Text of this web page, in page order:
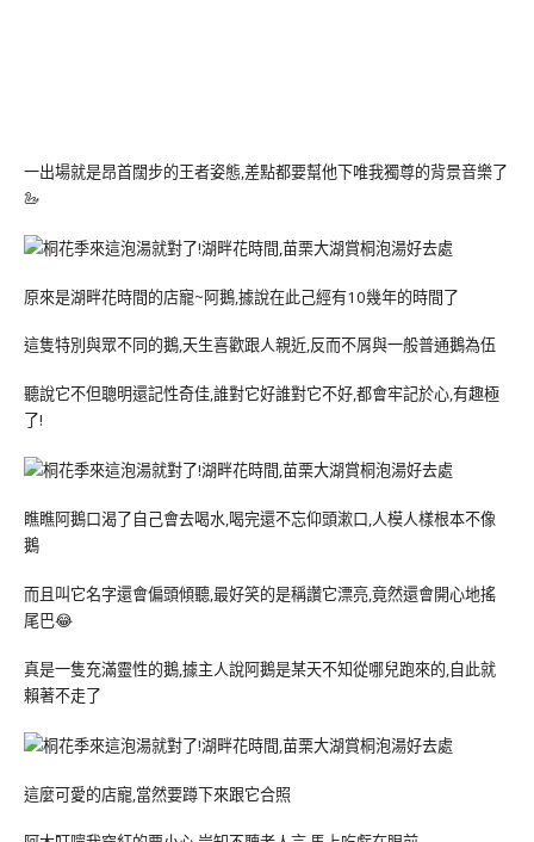
一出場就是昂首闊步的王者姿態,差點都要幫他下唯我獨尊的背景音樂了
🦢
原來是湖畔花時間的店寵~阿鵝,據說在此己經有10幾年的時間了
這隻特別與眾不同的鵝,天生喜歡跟人親近,反而不屑與一般普通鵝為伍
聽說它不但聰明還記性奇佳,誰對它好誰對它不好,都會牢記於心,有趣極
了!
瞧瞧阿鵝口渴了自己會去喝水,喝完還不忘仰頭漱口,人模人樣根本不像
鵝
而且叫它名字還會偏頭傾聽,最好笑的是稱讚它漂亮,竟然還會開心地搖
尾巴😂
真是一隻充滿靈性的鵝,據主人說阿鵝是某天不知從哪兒跑來的,自此就
賴著不走了
這麼可愛的店寵,當然要蹲下來跟它合照